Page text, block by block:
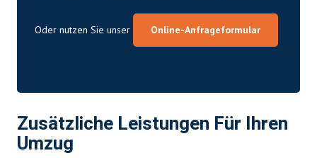
Oder nutzen Sie unser Online-Anfrageformular
Zusätzliche Leistungen Für Ihren
Umzug